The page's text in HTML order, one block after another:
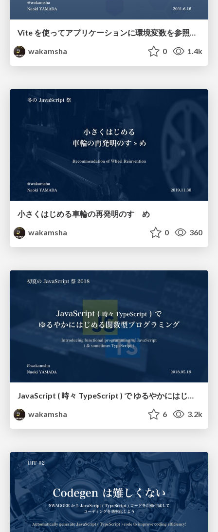
Vite を使ってアプリケーションに環境変数を参照させる方法を考える
wakamsha
0 1.4k
小さくはじめる車輪の再発明のすゝめ
wakamsha
0 360
JavaScript ( 時々 TypeScript ) で ゆるやかにはじめる関数型プログラミング
wakamsha
6 3.2k